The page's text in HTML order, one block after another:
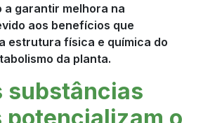
a garantir melhora na
aos benefícios que
estrutura física e química do
da planta.
substâncias